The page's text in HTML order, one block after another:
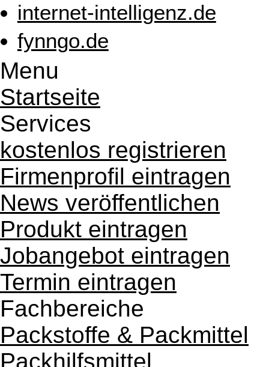
internet-intelligenz.de
fynngo.de
Menu
Startseite
Services
kostenlos registrieren
Firmenprofil eintragen
News veröffentlichen
Produkt eintragen
Jobangebot eintragen
Termin eintragen
Fachbereiche
Packstoffe & Packmittel
Packhilfsmittel